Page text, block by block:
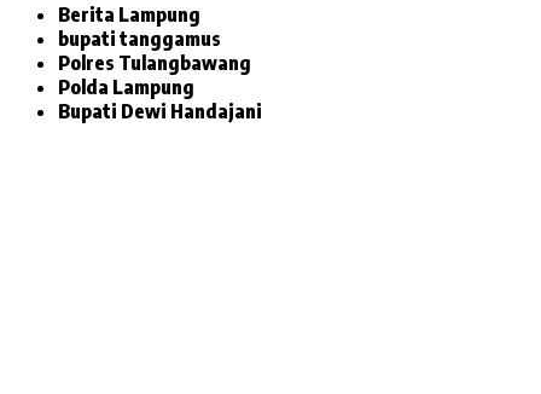
Berita Lampung
bupati tanggamus
Polres Tulangbawang
Polda Lampung
Bupati Dewi Handajani